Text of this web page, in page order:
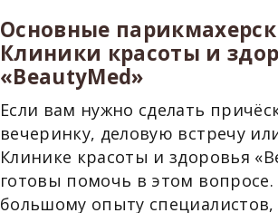
Основные
Клиники красоты и
«BeautyMed»
Если вам нужно сделать
вечеринку, деловую встречу
Клинике красоты и здоровья
готовы помочь в этом вопросе.
большому опыту